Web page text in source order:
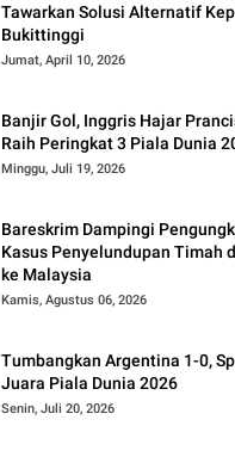
Tawarkan Solusi Alternatif
Bukittinggi
Jumat, April 10, 2026
Banjir Gol, Inggris Hajar
Raih Peringkat 3 Piala Dunia
Minggu, Juli 19, 2026
Bareskrim Dampingi
Kasus Penyelundupan Timah
ke Malaysia
Kamis, Agustus 06, 2026
Tumbangkan Argentina 1-0,
Juara Piala Dunia 2026
Senin, Juli 20, 2026